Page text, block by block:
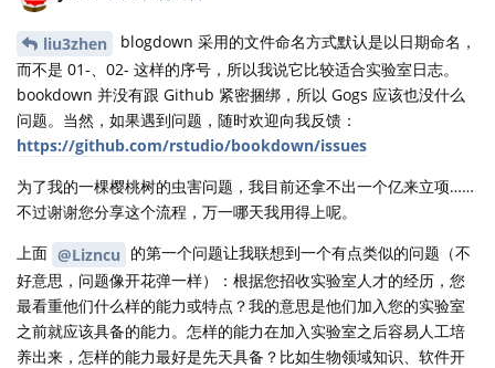
liu3zhen
blogdown 采用的文件命名方式默认是以日期命名，
而不是 01-、02- 这样的序号，所以我说它比较适合实验室日志。
bookdown 并没有跟 Github 紧密捆绑，所以 Gogs 应该也没什么
问题。当然，如果遇到问题，随时欢迎向我反馈：
https://github.com/rstudio/bookdown/issues
为了我的一棵樱桃树的虫害问题，我目前还拿不出一个亿来立项……
不过谢谢您分享这个流程，万一哪天我用得上呢。
上面 @Lizncu 的第一个问题让我联想到一个有点类似的问题（不
好意思，问题像开花弹一样）：根据您招收实验室人才的经历，您
最看重他们什么样的能力或特点？我的意思是他们加入您的实验室
之前就应该具备的能力。怎样的能力在加入实验室之后容易人工培
养出来，怎样的能力最好是先天具备？比如生物领域知识、软件开